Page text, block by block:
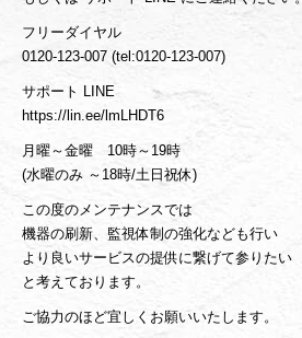
フリーダイヤル
0120-123-007 (tel:0120-123-007)
サポート LINE
https://lin.ee/lmLHDT6
月曜～金曜 10時～19時
(水曜のみ ～18時/土日祝休)
この度のメンテナンスでは
機器の刷新、監視体制の強化なども行い
より良いサービスの提供に繋げて参りたい
と考えております。
ご協力のほど宜しくお願いいたします。